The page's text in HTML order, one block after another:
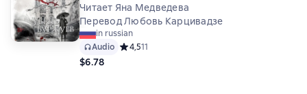
Читает Яна Медведева
Перевод Любовь Карцивадзе
in russian
Audio Средний рейтинг 4,5 на основе 11 оценок
4,511
$6.78